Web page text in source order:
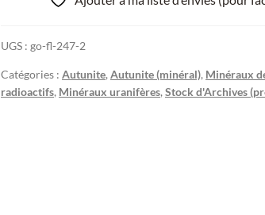
UGS : go-fl-247-2
Catégories : Autunite, Autunite (minéral), Minéraux
radioactifs, Minéraux uranifères, Stock d'Archives